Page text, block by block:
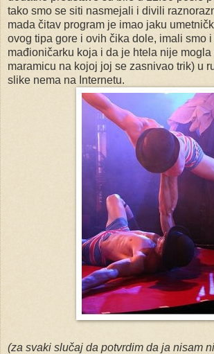
tako smo se siti nasmejali i divili
mada čitav program je imao jaku
ovog tipa gore i ovih čika dole, imali smo
mađioničarku koja i da je htela nije
maramicu na kojoj joj se zasnivao trik) u
slike nema na Internetu.
(za svaki slučaj da potvrdim da ja nisam